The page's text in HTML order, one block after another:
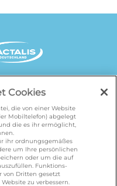
/president.de
/
minusl.de
Cookies
die von einer Website
Mobiltelefon) abgelegt
die es ihr ermöglicht,
ihr ordnungsgemäßes
um Ihre persönlichen
oder um die auf
Funktions-
von Dritten gesetzt
zu verbessern.